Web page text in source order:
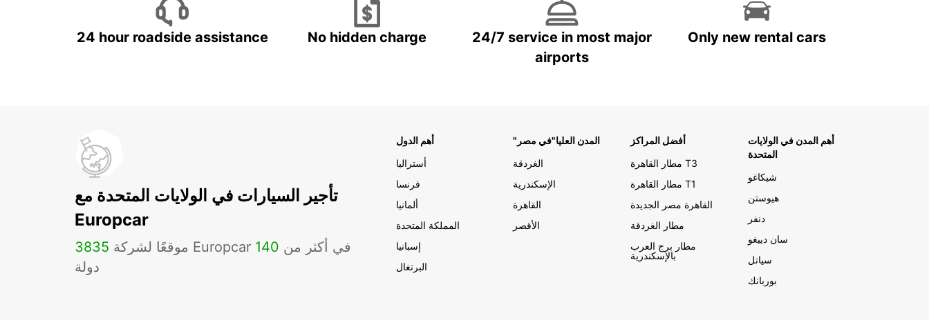
24 hour roadside assistance No hidden charge
24/7 service in most major
airports
Only new rental cars
تأجير السيارات في الولايات المتحدة مع
Europcar
3835 موقعًا لشركة Europcar في أكثر من 140
دولة
أهم الدول
أستراليا
فرنسا
ألمانيا
المملكة المتحدة
إسبانيا
البرتغال
"المدن العليا"في مصر
الغردقة
الإسكندرية
القاهرة
الأقصر
أفضل المراكز
مطار القاهرة T3
مطار القاهرة T1
القاهرة مصر الجديدة
مطار الغردقة
مطار برج العرب
بالإسكندرية
أهم المدن في الولايات
المتحدة
شيكاغو
هيوستن
دنفر
سان دييغو
سياتل
بوربانك